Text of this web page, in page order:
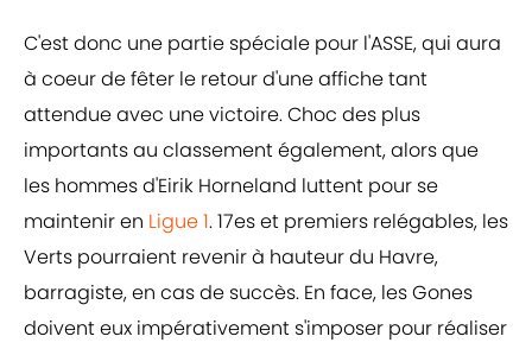
C'est donc une partie spéciale pour l'ASSE, qui aura
à coeur de fêter le retour d'une affiche tant
attendue avec une victoire. Choc des plus
importants au classement également, alors que
les hommes d'Eirik Horneland luttent pour se
maintenir en Ligue 1. 17es et premiers relégables, les
Verts pourraient revenir à hauteur du Havre,
barragiste, en cas de succès. En face, les Gones
doivent eux impérativement s'imposer pour réaliser